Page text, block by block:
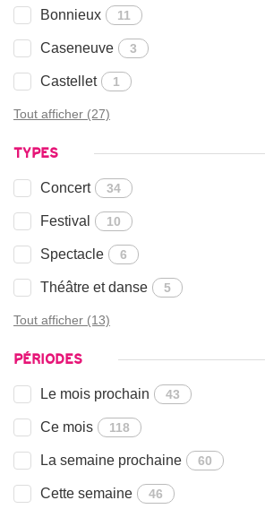
Bonnieux 11
Caseneuve 3
Castellet 1
Tout afficher (27)
TYPES
Concert 34
Festival 10
Spectacle 6
Théâtre et danse 5
Tout afficher (13)
PÉRIODES
Le mois prochain 43
Ce mois 118
La semaine prochaine 60
Cette semaine 46